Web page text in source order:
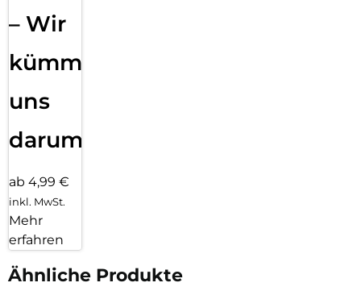
– Wir
kümmern
uns
darum!
ab 4,99 €
inkl. MwSt.
Mehr
erfahren
Ähnliche Produkte